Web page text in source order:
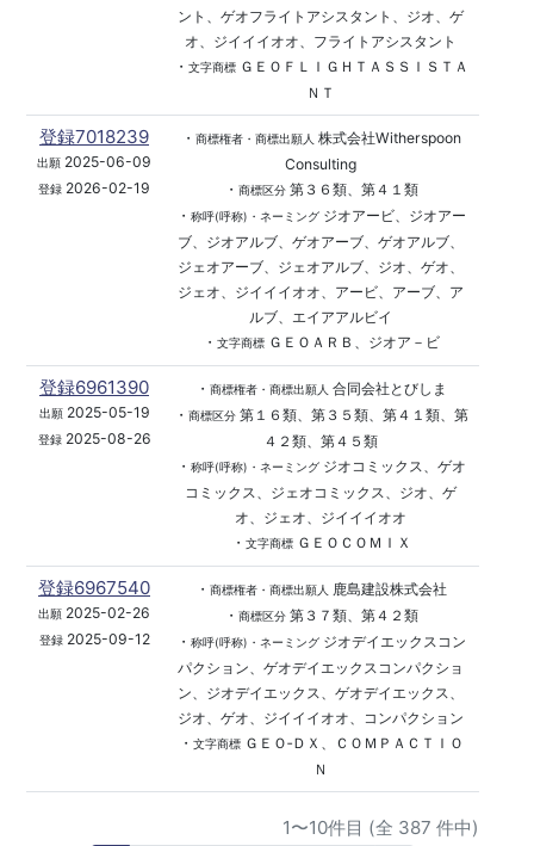
ント、ゲオフライトアシスタント、ジオ、ゲ
オ、ジイイイオオ、フライトアシスタント
・ 文字商標ＧＥＯＦＬＩＧＨＴＡＳＳＩＳＴＡ
ＮＴ
登録7018239
出願 2025-06-09
登録 2026-02-19
・ 商標権者・商標出願人 株式会社Witherspoon
Consulting
・ 商標区分第３６類、第４１類
・ 称呼(呼称)・ネーミングジオアービ、ジオアー
ブ、ジオアルブ、ゲオアーブ、ゲオアルブ、
ジェオアーブ、ジェオアルブ、ジオ、ゲオ、
ジェオ、ジイイイオオ、アービ、アーブ、ア
ルブ、エイアアルビイ
・ 文字商標ＧＥＯＡＲＢ、ジオア－ビ
登録6961390
出願2025-05-19
登録2025-08-26
・ 商標権者・商標出願人 合同会社とびしま
・ 商標区分第１６類、第３５類、第４１類、第
４２類、第４５類
・ 称呼(呼称)・ネーミングジオコミックス、ゲオ
コミックス、ジェオコミックス、ジオ、ゲ
オ、ジェオ、ジイイイオオ
・ 文字商標ＧＥＯＣＯＭＩＸ
登録6967540
出願 2025-02-26
登録2025-09-12
・ 商標権者・商標出願人
鹿島建設株式会社
・ 商標区分第３７類、第４２類
・ 称呼(呼称)・ネーミングジオデイエックスコン
パクション、ゲオデイエックスコンパクショ
ン、ジオデイエックス、ゲオデイエックス、
ジオ、ゲオ、ジイイイオオ、コンパクション
・ 文字商標ＧＥＯ‐ＤＸ、ＣＯＭＰＡＣＴＩＯ
Ｎ
1〜10件目 (全 387 件中)